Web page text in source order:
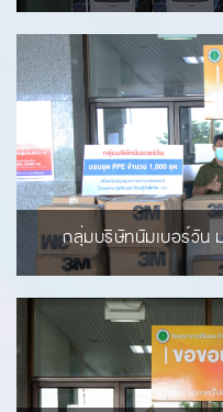
กลุ่มบริษัทนัมเบอร์วัน